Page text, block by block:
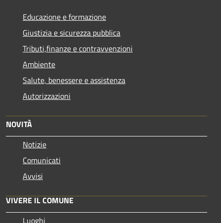
Educazione e formazione
Giustizia e sicurezza pubblica
Tributi,finanze e contravvenzioni
Ambiente
Salute, benessere e assistenza
Autorizzazioni
NOVITÀ
Notizie
Comunicati
Avvisi
VIVERE IL COMUNE